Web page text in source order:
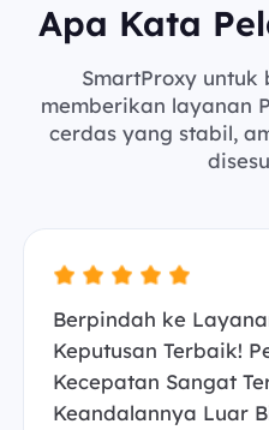
Apa Kata
SmartProxy
memberikan layanan
cerdas yang stabil,
Berpindah ke
Keputusan Terbaik!
Kecepatan Sangat
Keandalannya Luar